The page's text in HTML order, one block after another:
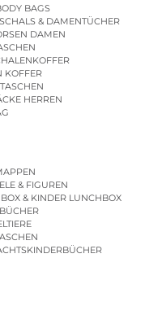
BAGS
& DAMENTÜCHER
DAMEN
KOFFER
HERREN
& FIGUREN
& KINDER LUNCHBOX